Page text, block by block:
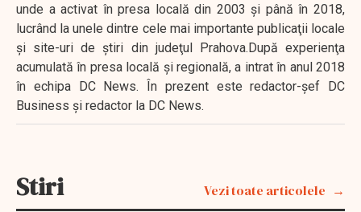
unde a activat în presa locală din 2003 şi până în 2018,
lucrând la unele dintre cele mai importante publicaţii locale
şi site-uri de ştiri din judeţul Prahova.După experienţa
acumulată în presa locală şi regională, a intrat în anul 2018
în echipa DC News. În prezent este redactor-şef DC
Business şi redactor la DC News.
Stiri Vezi toate articolele